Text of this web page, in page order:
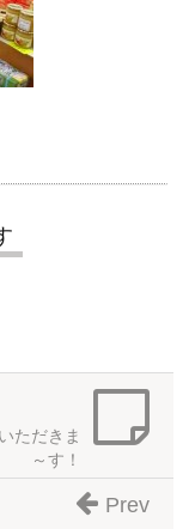
ただきま
～す！
Prev